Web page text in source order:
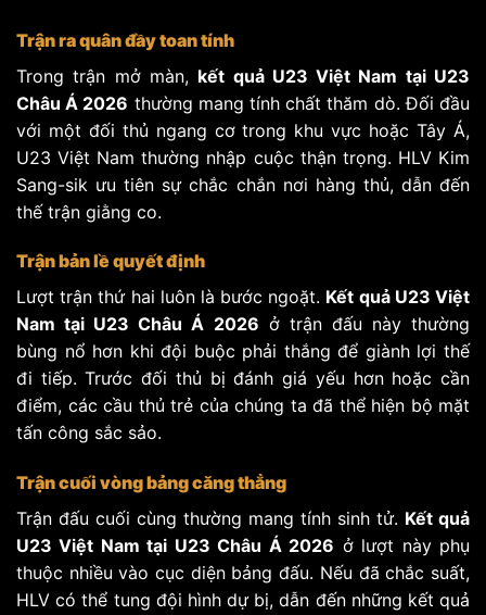
Trận ra quân đầy toan tính
Trong trận mở màn, kết quả U23 Việt Nam tại U23
Châu Á 2026 thường mang tính chất thăm dò. Đối đầu
với một đối thủ ngang cơ trong khu vực hoặc Tây Á,
U23 Việt Nam thường nhập cuộc thận trọng. HLV Kim
Sang-sik ưu tiên sự chắc chắn nơi hàng thủ, dẫn đến
thế trận giằng co.
Trận bản lề quyết định
Lượt trận thứ hai luôn là bước ngoặt. Kết quả U23 Việt
Nam tại U23 Châu Á 2026 ở trận đấu này thường
bùng nổ hơn khi đội buộc phải thắng để giành lợi thế
đi tiếp. Trước đối thủ bị đánh giá yếu hơn hoặc cần
điểm, các cầu thủ trẻ của chúng ta đã thể hiện bộ mặt
tấn công sắc sảo.
Trận cuối vòng bảng căng thẳng
Trận đấu cuối cùng thường mang tính sinh tử. Kết quả
U23 Việt Nam tại U23 Châu Á 2026 ở lượt này phụ
thuộc nhiều vào cục diện bảng đấu. Nếu đã chắc suất,
HLV có thể tung đội hình dự bị, dẫn đến những kết quả